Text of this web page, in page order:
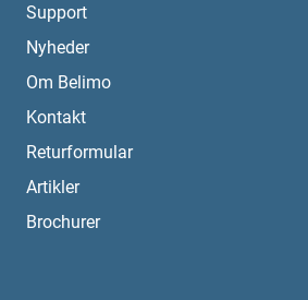
Support
Nyheder
Om Belimo
Kontakt
Returformular
Artikler
Brochurer